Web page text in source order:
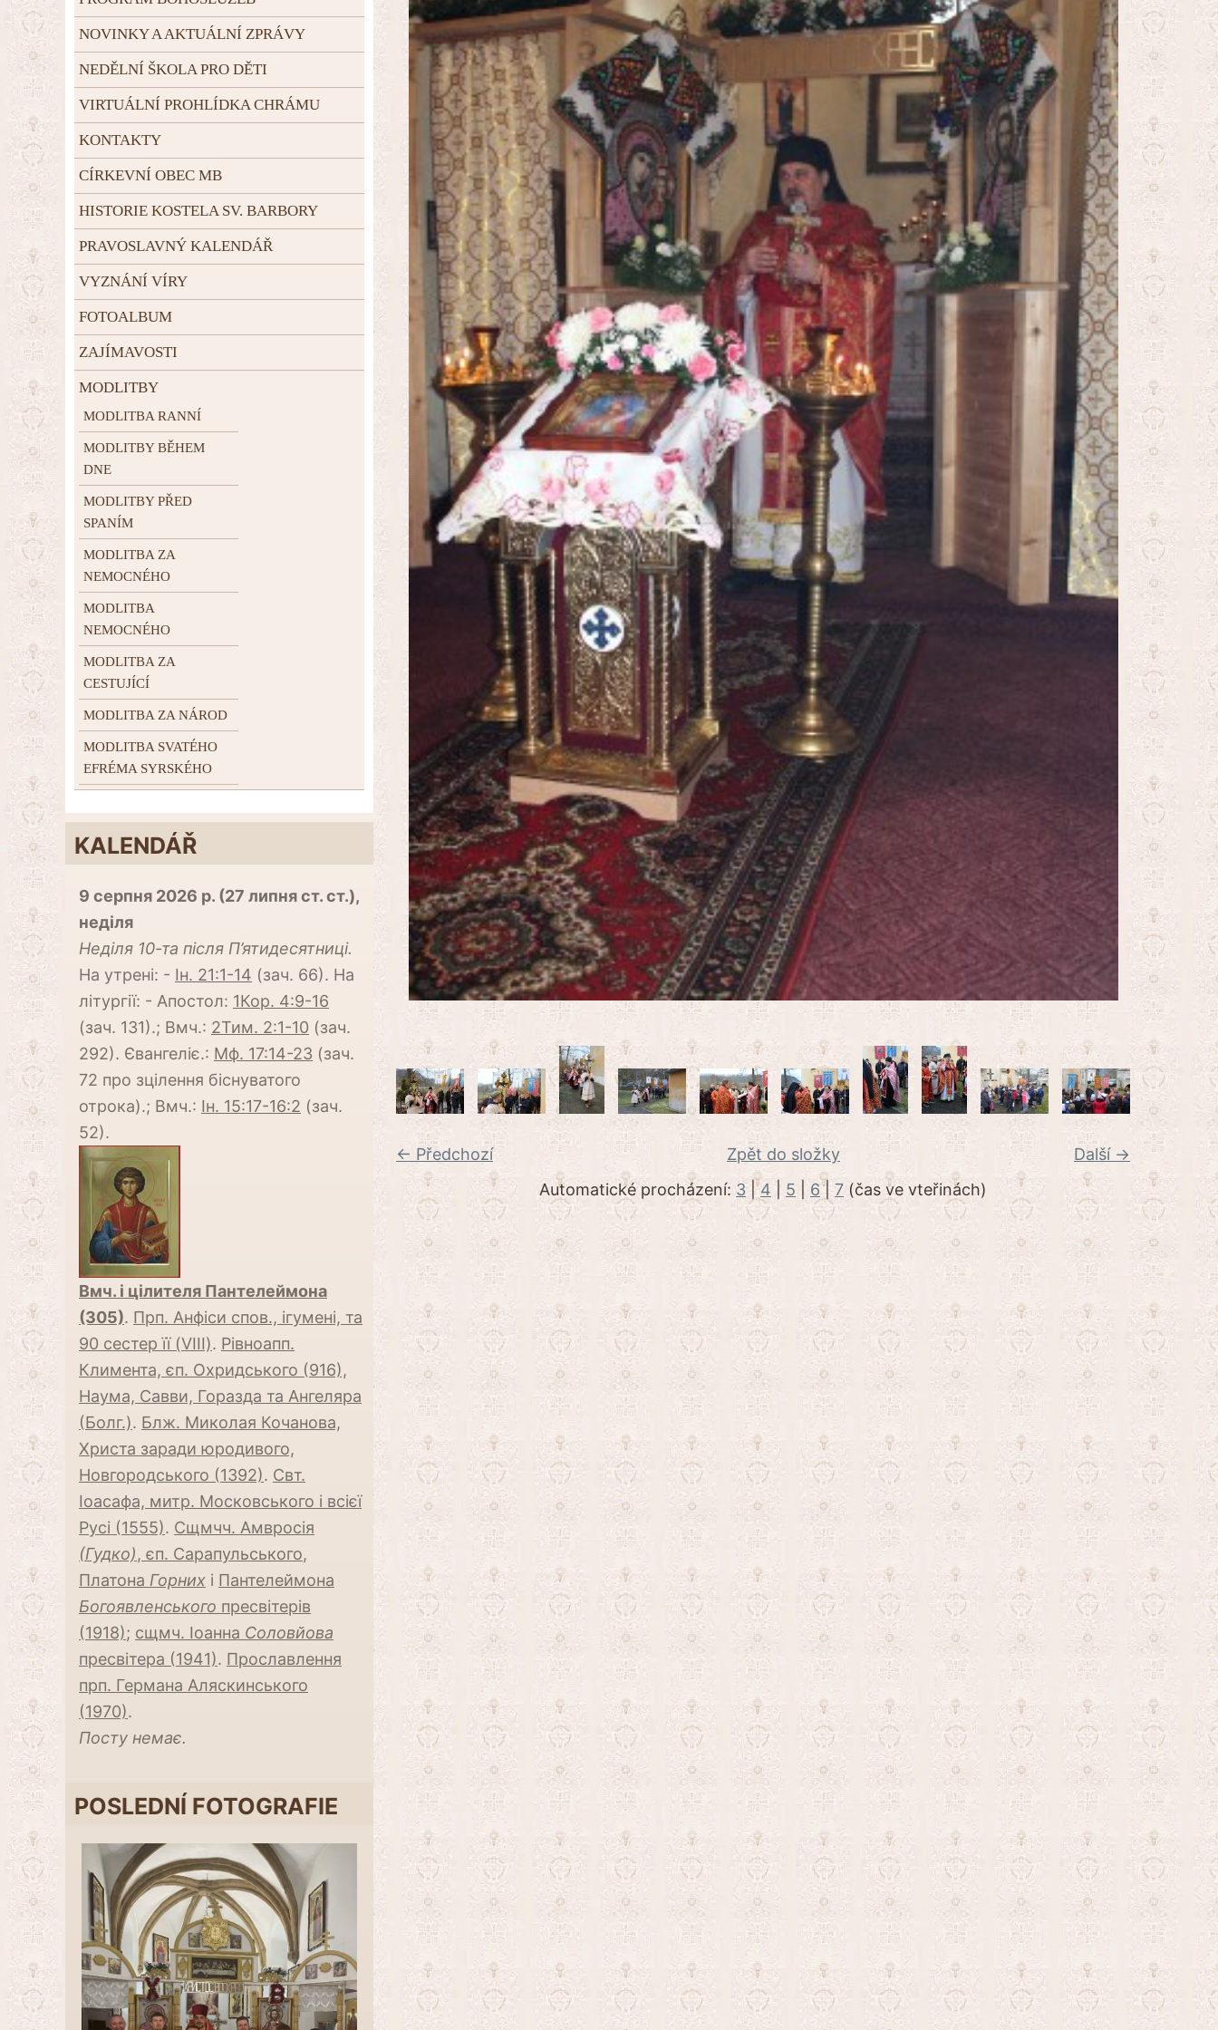
← Předchozí Další →
Zpět do složky
Automatické procházení: 3|4 5 6| 7 (čas ve vteřinách)
NOVINKY A AKTUÁLNÍ ZPRÁVY
NEDĚLNÍ ŠKOLA PRO DĚTI
VIRTUÁLNÍ PROHLÍDKA CHRÁMU
KONTAKTY
CÍRKEVNÍ OBEC MB
HISTORIE KOSTELA SV. BARBORY
PRAVOSLAVNÝ KALENDÁŘ
VYZNÁNÍ VÍRY
FOTOALBUM
ZAJÍMAVOSTI
MODLITBY
MODLITBA RANNÍ
MODLITBY BĚHEM
DNE
MODLITBY PŘED
SPANÍM
MODLITBA ZA
NEMOCNÉHO
MODLITBA
NEMOCNÉHO
MODLITBA ZA
CESTUJÍCÍ
MODLITBA ZA NÁROD
MODLITBA SVATÉHO
EFRÉMA SYRSKÉHO
KALENDÁŘ
9 серпня 2026 р. (27 липня ст. ст.),
неділя
Неділя 10-та після П’ятидесятниці.
На утрені: - Ін. 21:1-14 (зач. 66). На
літургії: - Апостол: 1Кор. 4:9-16
(зач. 131).; Вмч.: 2Тим. 2:1-10 (зач.
292). Євангеліє.: Мф. 17:14-23 (зач.
72 про зцілення біснуватого
отрока).; Вмч.: Ін. 15:17-16:2 (зач.
52).
Вмч. і цілителя Пантелеймона
(305). Прп. Анфіси спов., ігумені, та
90 сестер її (VIII). Рівноапп.
Климента, єп. Охридського (916),
Наума, Савви, Горазда та Ангеляра
(Болг.). Блж. Миколая Кочанова,
Христа заради юродивого,
Новгородського (1392). Свт.
Іоасафа, митр. Московського і всієї
Русі (1555). Сщмчч. Амвросія
(Гудко), єп. Сарапульського,
Платона Горних і Пантелеймона
Богоявленського пресвітерів
(1918); сщмч. Іоанна Соловйова
пресвітера (1941). Прославлення
прп. Германа Аляскинського
(1970).
Посту немає.
POSLEDNÍ FOTOGRAFIE